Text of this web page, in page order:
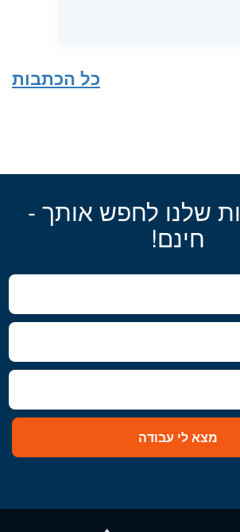
כל הכתבות
שלנו לחפש אותך -
חינם!
מצא לי עבודה